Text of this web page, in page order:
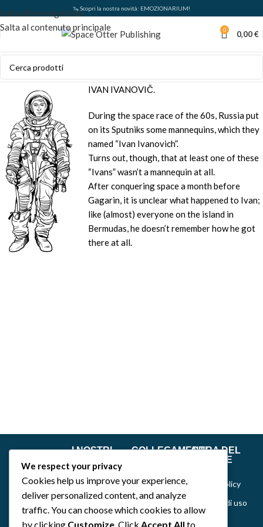
Salta alla navigazione
Salta al contenuto principale
🦦 Scopri la nostra novità: EMOZIONARIUM!
0 0,00€
IVAN IVANOVIČ.
During the space race of the 60s, Russia put
on its Sputniks some mannequins, which they
named “Ivan Ivanovich”.
Turns out, though, that at least one of these
“Ivans” wasn’t a mannequin at all.
After conquering space a month before
Gagarin, it is unclear what happened to Ivan;
like (almost) everyone on the island in
Bermudas, he doesn’t remember how he got
there at all.
I NOSTRI
Dance of Muses
DecKreative
COLLEGAMENTI
Notizie
CURA DEL
CLIENTE
Cookie Policy
Politiche di uso
del sito,
We respect your privacy
Cookies help us improve your experience,
deliver personalized content, and analyze
traffic. You can choose which cookies to allow
by clicking Customize. Click Accept All to